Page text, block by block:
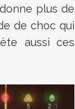
plus de
de choc qui
aussi ces